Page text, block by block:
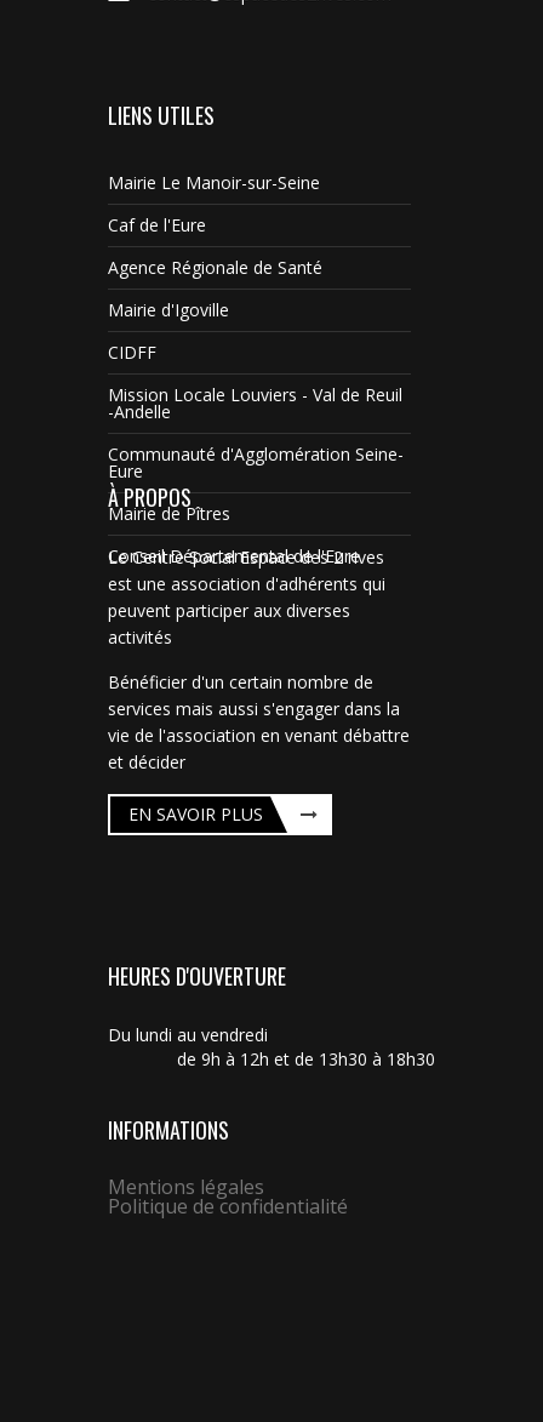
LIENS UTILES
Mairie Le Manoir-sur-Seine
Caf de l'Eure
Agence Régionale de Santé
Mairie d'Igoville
CIDFF
Mission Locale Louviers - Val de Reuil
-Andelle
Communauté d'Agglomération Seine-
Eure
Mairie de Pîtres
Conseil Départemental de l'Eure
À PROPOS
Le Centre Social Espace des 2 rives
est une association d'adhérents qui
peuvent participer aux diverses
activités
Bénéficier d'un certain nombre de
services mais aussi s'engager dans la
vie de l'association en venant débattre
et décider
EN SAVOIR PLUS
HEURES D'OUVERTURE
Du lundi au vendredi
de 9h à 12h et de 13h30 à 18h30
INFORMATIONS
Mentions légales
Politique de confidentialité